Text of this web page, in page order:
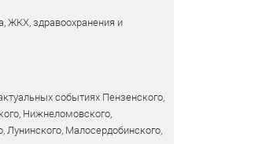
ЖКХ, здравоохранения и
событиях Пензенского,
Нижнеломовского,
Малосердобинского,